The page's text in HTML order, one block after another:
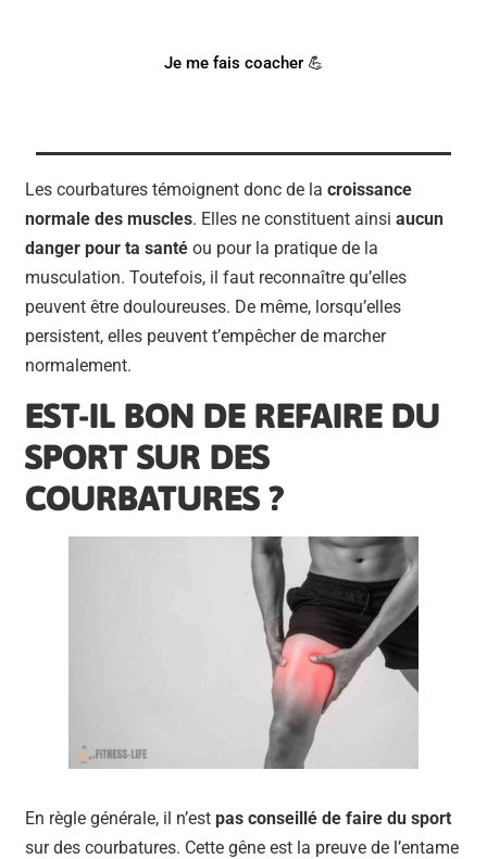
Je me fais coacher 💪
Les courbatures témoignent donc de lacroissance
normale des muscles. Elles ne constituent ainsiaucun
danger pour ta santé ou pour la pratique de la
musculation. Toutefois, il faut reconnaître qu’elles
peuvent être douloureuses. De même, lorsqu’elles
persistent, elles peuvent t’empêcher de marcher
normalement.
EST-IL BON DE REFAIRE DU
SPORT SUR DES
COURBATURES ?
En règle générale, il n’estpas conseillé de faire du sport
sur des courbatures. Cette gêne est la preuve de l’entame